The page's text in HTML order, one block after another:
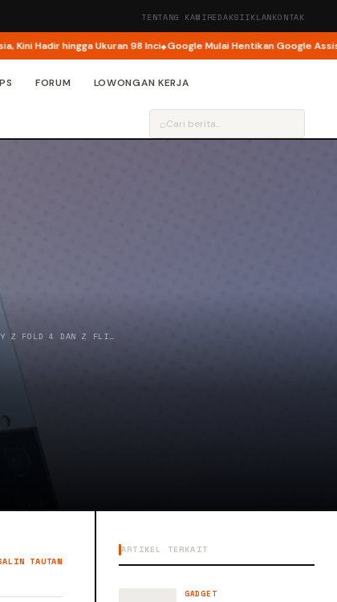
TENTANG KAMIREDAKSIIKLANKONTAK
Hadir hingga Ukuran 98 Inci Google Mulai Hentikan Google Assistant
FORUM LOWONGAN KERJA
⌕
Z FOLD 4 DAN Z FLI…
TAUTAN
ARTIKEL TERKAIT
GADGET